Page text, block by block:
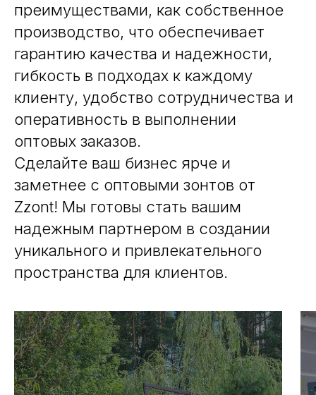
преимуществами, как собственное
производство, что обеспечивает
гарантию качества и надежности,
гибкость в подходах к каждому
клиенту, удобство сотрудничества и
оперативность в выполнении
оптовых заказов.
Сделайте ваш бизнес ярче и
заметнее с оптовыми зонтов от
Zzont! Мы готовы стать вашим
надежным партнером в создании
уникального и привлекательного
пространства для клиентов.